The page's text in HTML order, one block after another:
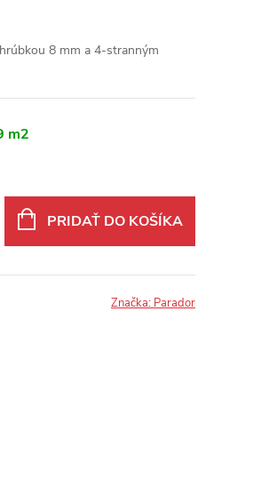
8 mm a 4-stranným
m2
PRIDAŤ DO KOŠÍKA
Značka: Parador